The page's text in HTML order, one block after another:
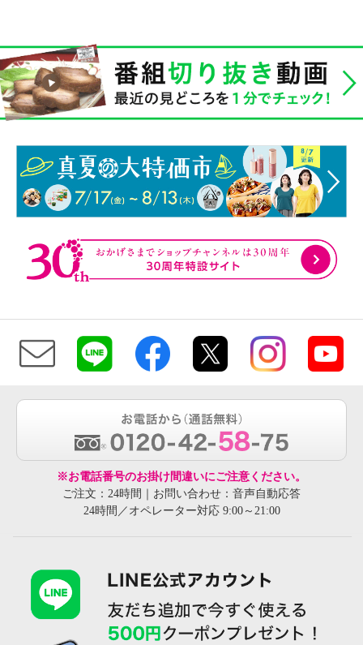
※お電話番号のお掛け間違いにご注意ください。
ご注文：24時間｜お問い合わせ：音声自動応答
24時間／オペレーター対応 9:00～21:00